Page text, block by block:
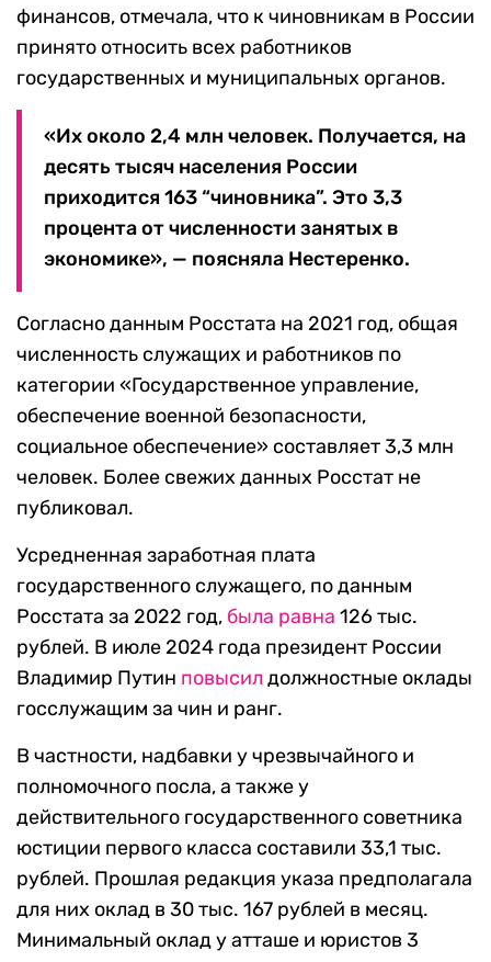
финансов, отмечала, что к чиновникам в России
принято относить всех работников
государственных и муниципальных органов.
«Их около 2,4 млн человек. Получается, на
десять тысяч населения России
приходится 163 “чиновника”. Это 3,3
процента от численности занятых в
экономике», — поясняла Нестеренко.
Согласно данным Росстата на 2021 год, общая
численность служащих и работников по
категории «Государственное управление,
обеспечение военной безопасности,
социальное обеспечение» составляет 3,3 млн
человек. Более свежих данных Росстат не
публиковал.
Усредненная заработная плата
государственного служащего, по данным
Росстата за 2022 год, была равна 126 тыс.
рублей. В июле 2024 года президент России
Владимир Путин повысил должностные оклады
госслужащим за чин и ранг.
В частности, надбавки у чрезвычайного и
полномочного посла, а также у
действительного государственного советника
юстиции первого класса составили 33,1 тыс.
рублей. Прошлая редакция указа предполагала
для них оклад в 30 тыс. 167 рублей в месяц.
Минимальный оклад у атташе и юристов 3